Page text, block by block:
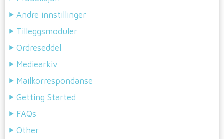
Andre innstillinger
Tilleggsmoduler
Ordreseddel
Mediearkiv
Mailkorrespondanse
Getting Started
FAQs
Other